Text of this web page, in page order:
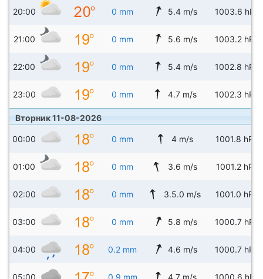
20:00 0 mm 5.4 m/s 1003.6 hPa
21:00 0 mm 5.6 m/s 1003.2 hPa
22:00 0 mm 5.4 m/s 1002.8 hPa
23:00 0 mm 4.7 m/s 1002.3 hPa
Вторник 11-08-2026
00:00 0 mm 4 m/s 1001.8 hPa
01:00 0 mm 3.6 m/s 1001.2 hPa
02:00 0 mm 3.5.0 m/s 1001.0 hPa
03:00 0 mm 5.8 m/s 1000.7 hPa
04:00 0.2 mm 4.6 m/s 1000.7 hPa
05:00 0.9 mm 4.7 m/s 1000.6 hPa